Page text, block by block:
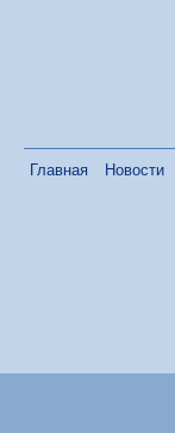
Главная Новости